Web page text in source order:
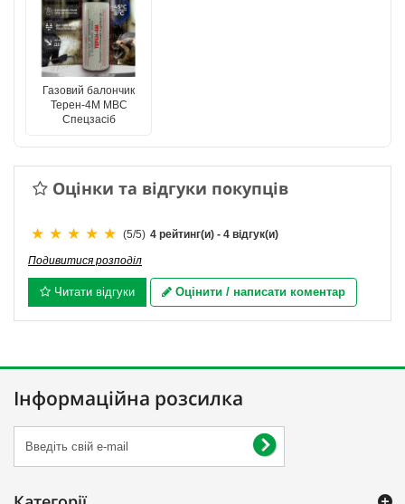
Газовий балончик
Терен-4М МВС
Спецзасіб
Оцінки та відгуки покупців
(5/5) 4 рейтинг(и) - 4 відгук(и)
Подивитися розподіл
Читати відгуки Оцінити / написати коментар
Інформаційна розсилка